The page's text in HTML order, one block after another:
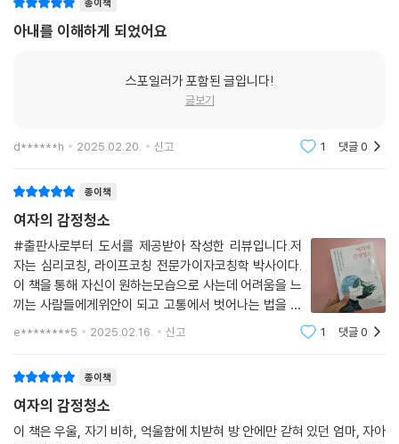
한다. 아프면 증상에 맞는 약을 먹어야 낫는다. 마음이 힘들 때도 약을 먹어
야 한다. ‘내가 힘들구나. 마음이 몹시 아프구나’라고 먼저 인정하는 것이
켜 정상적인 호흡을 방해한다. 우리 내면에서 느끼는 불편하고 힘든 감정
은 싸움을 일으킨다. 인정받고 싶은 마음과 참아야 한다는 마음이 충돌하
어서 다양한 질병을 초래한다. 이를 회복시키기 위해서는 힘든 마음을 편
직하게 표현하는 것이다. 슬플 때는 슬프다고 말하고 화날 땐 화가 난다고
자신의 감정을 허락하는 것이다.
힘들 때 그냥 힘들다고 말하자
“힘들어도 힘들다는 말을 못 하는 것은 착한 아이여서가 아니다. 어린 시절
보았던 힘든 엄마의 모습을 보면서 ‘나는 엄마 속을 썩이면 안 돼’라는 비합
못다한 말을 하고 싶다. ‘엄마 나도 사실은 힘들었어’라고….” 우리가 보고
듣고 느끼는 것들은 뇌에 있는 해마라는 기억장치에 잠시 머물다가 저장된
아내를 이해하게 되었어요
스포일러가 포함된 글입니다!
글보기
d******h 2025.02.20. 신고 1 댓글0
종이책
여자의 감정청소
#출판사로부터 도서를 제공받아 작성한 리뷰입니다.저
자는 심리코칭, 라이프코칭 전문가이자코칭학 박사이다.
이 책을 통해 자신이 원하는모습으로 사는데 어려움을 느
끼는 사람들에게위안이 되고 고통에서 벗어나는 법을 알
려주고자한다. 엄마가 행복해야 자녀가 행복한 삶을살 수
e********5 2025.02.16. 신고 1 댓글0
종이책
여자의 감정청소
이 책은 우울, 자기 비하, 억울함에 치받혀 방 안에만 갇혀 있던 엄마, 자아